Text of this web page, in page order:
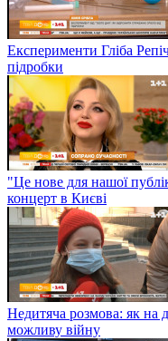
Експерименти Гліба
підробки
"Це нове для нашої
концерт в Києві
Недитяча розмова: як на
можливу війну